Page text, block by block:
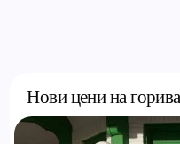
Нови цени на